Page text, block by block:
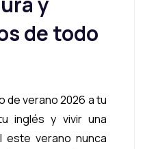
de todo
de verano 2026 a tu
inglés y vivir una
este verano nunca